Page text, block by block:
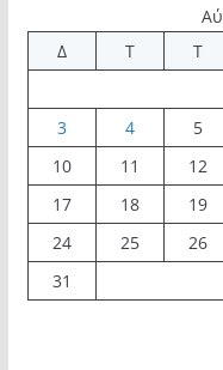
Δ
Τ Τ
3
4 5
10
11 12
17
18 19
24
25 26
31